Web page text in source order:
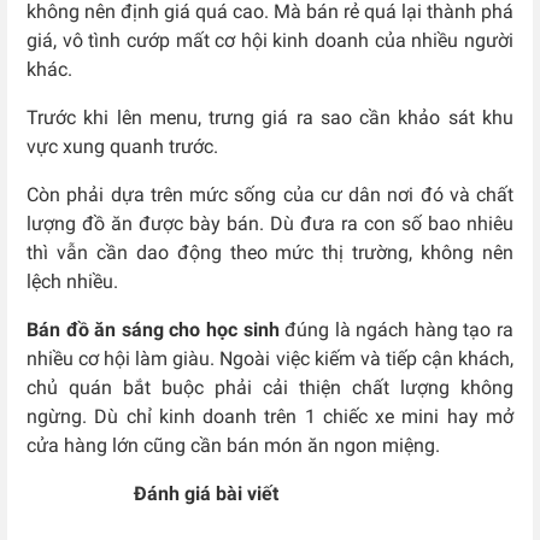
không nên định giá quá cao. Mà bán rẻ quá lại thành phá
giá, vô tình cướp mất cơ hội kinh doanh của nhiều người
khác.
Trước khi lên menu, trưng giá ra sao cần khảo sát khu
vực xung quanh trước.
Còn phải dựa trên mức sống của cư dân nơi đó và chất
lượng đồ ăn được bày bán. Dù đưa ra con số bao nhiêu
thì vẫn cần dao động theo mức thị trường, không nên
lệch nhiều.
Bán đồ ăn sáng cho học sinhđúng là ngách hàng tạo ra
nhiều cơ hội làm giàu. Ngoài việc kiếm và tiếp cận khách,
chủ quán bắt buộc phải cải thiện chất lượng không
ngừng. Dù chỉ kinh doanh trên 1 chiếc xe mini hay mở
cửa hàng lớn cũng cần bán món ăn ngon miệng.
Đánh giá bài viết